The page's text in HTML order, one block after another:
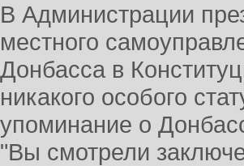
В Администрации
местного
Донбасса в
никакого особого
упоминание о
"Вы смотрели